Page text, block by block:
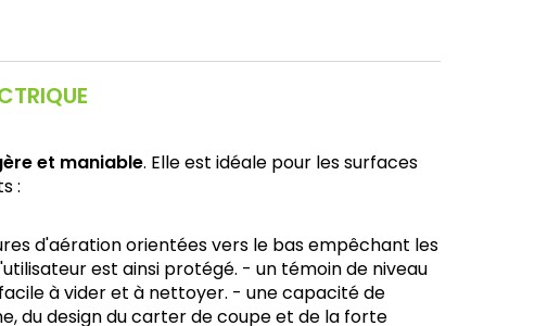
et maniable. Elle est idéale pour les surfaces
:
d'aération orientées vers le bas empêchant les
est ainsi protégé. - un témoin de niveau
à vider et à nettoyer. - une capacité de
du design du carter de coupe et de la forte